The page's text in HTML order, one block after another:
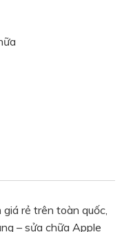
rẻ trên toàn quốc,
– sửa chữa Apple